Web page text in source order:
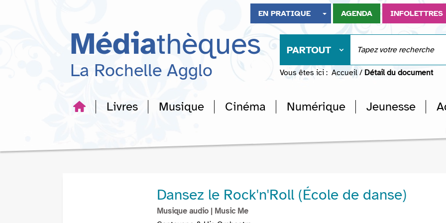
recherche
EN PRATIQUE AGENDA INFOLETTRES
Médiathèques
La Rochelle Agglo
PARTOUT
Vous êtes ici : Accueil / Détail du document
Livres Musique Cinéma Numérique Jeunesse
Dansez le Rock'n'Roll (École de danse)
Musique audio | Music Me